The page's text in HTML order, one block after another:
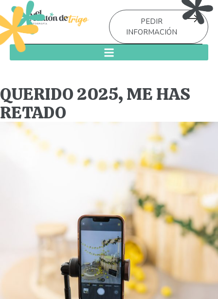
PEDIR
INFORMACIÓN
QUERIDO 2025, ME HAS
RETADO